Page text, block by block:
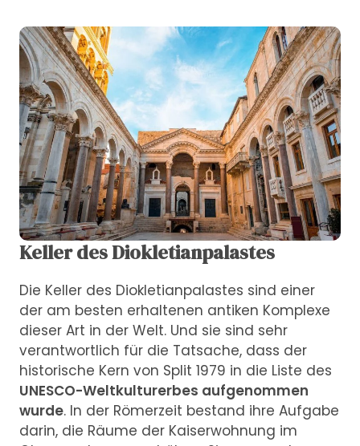
Keller des Diokletianpalastes
Die Keller des Diokletianpalastes sind einer
der am besten erhaltenen antiken Komplexe
dieser Art in der Welt. Und sie sind sehr
verantwortlich für die Tatsache, dass der
historische Kern von Split 1979 in die Liste des
UNESCO-Weltkulturerbes aufgenommen
wurde. In der Römerzeit bestand ihre Aufgabe
darin, die Räume der Kaiserwohnung im